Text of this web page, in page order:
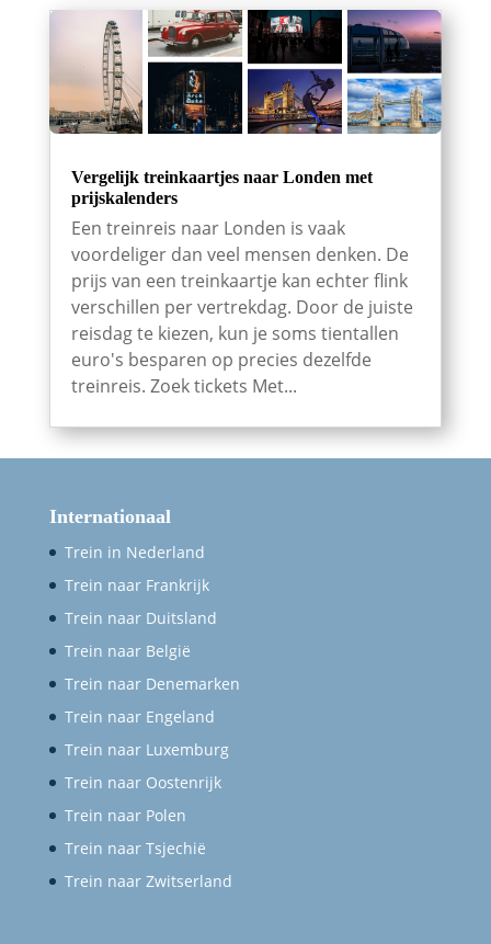
Vergelijk treinkaartjes naar Londen met
prijskalenders
Een treinreis naar Londen is vaak
voordeliger dan veel mensen denken. De
prijs van een treinkaartje kan echter flink
verschillen per vertrekdag. Door de juiste
reisdag te kiezen, kun je soms tientallen
euro's besparen op precies dezelfde
treinreis. Zoek tickets Met...
Internationaal
Trein in Nederland
Trein naar Frankrijk
Trein naar Duitsland
Trein naar België
Trein naar Denemarken
Trein naar Engeland
Trein naar Luxemburg
Trein naar Oostenrijk
Trein naar Polen
Trein naar Tsjechië
Trein naar Zwitserland